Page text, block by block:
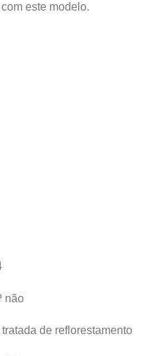
este modelo.
não
de reflorestamento